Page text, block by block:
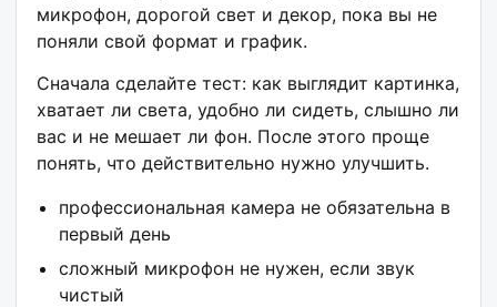
микрофон, дорогой свет и декор, пока вы не
поняли свой формат и график.
Сначала сделайте тест: как выглядит картинка,
хватает ли света, удобно ли сидеть, слышно ли
вас и не мешает ли фон. После этого проще
понять, что действительно нужно улучшить.
профессиональная камера не обязательна в
первый день
сложный микрофон не нужен, если звук
чистый